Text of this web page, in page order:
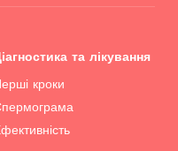
та лікування
кроки